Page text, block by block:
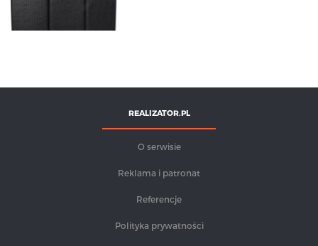
REALIZATOR.PL
O serwisie
Reklama i patronat
Referencje
Polityka prywatności